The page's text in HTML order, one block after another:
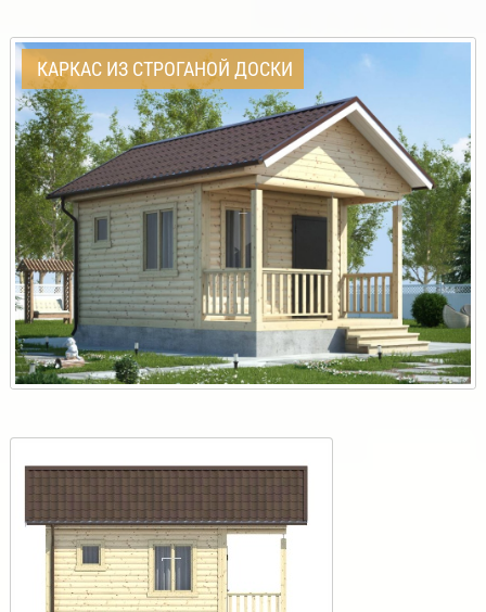
КАРКАС ИЗ СТРОГАНОЙ ДОСКИ